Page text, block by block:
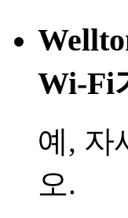
Wi-Fi
예, 자
오.